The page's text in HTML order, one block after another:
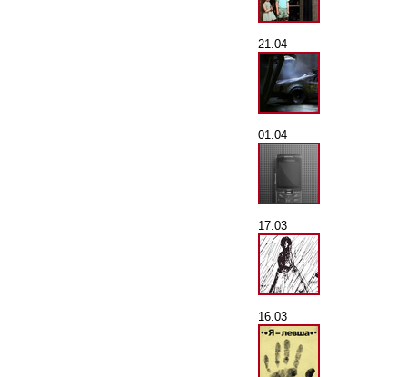
21.04
01.04
17.03
16.03